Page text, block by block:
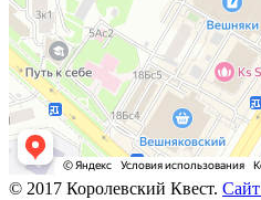
© 2017 Королевский Квест.